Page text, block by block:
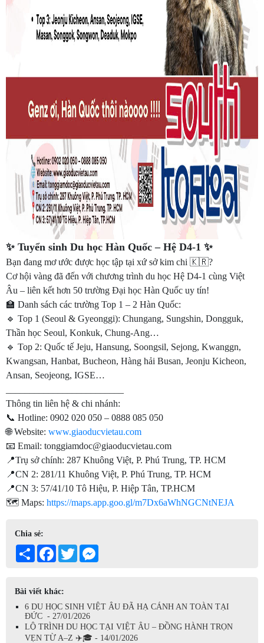
✨ Tuyển sinh Du học Hàn Quốc – Hệ D4-1 ✨
Bạn đang mơ ước được học tập tại xứ sở kim chi 🇰🇷?
Cơ hội vàng đã đến với chương trình du học Hệ D4-1 cùng Việt
Âu – liên kết hơn 50 trường Đại học Hàn Quốc uy tín!
🏫 Danh sách các trường Top 1 – 2 Hàn Quốc:
🔹 Top 1 (Seoul & Gyeonggi): Chungang, Sungshin, Dongguk,
Thần học Seoul, Konkuk, Chung-Ang…
🔹 Top 2: Quốc tế Jeju, Hansung, Soongsil, Sejong, Kwanggn,
Kwangsan, Hanbat, Bucheon, Hàng hải Busan, Jeonju Kicheon,
Ansan, Seojeong, IGSE…
Thông tin liên hệ & chi nhánh:
📞 Hotline: 0902 020 050 – 0888 085 050
🌐 Website: www.giaoducvietau.com
📧 Email: tonggiamdoc@giaoducvietau.com
📍Trụ sở chính: 287 Khuông Việt, P. Phú Trung, TP. HCM
📍CN 2: 281/11 Khuông Việt, P. Phú Trung, TP. HCM
📍CN 3: 57/41/10 Tô Hiệu, P. Hiệp Tân, TP.HCM
🗺️ Maps: https://maps.app.goo.gl/m7Dx6aWhNGCNtNEJA
Chia sẻ:
Share FacebookTwitter
Bài viết khác:
6 DU HỌC SINH VIỆT ÂU ĐÃ HẠ CÁNH AN TOÀN TẠI
ĐỨC - 27/01/2026
LỘ TRÌNH DU HỌC TẠI VIỆT ÂU – ĐỒNG HÀNH TRỌN
VẸN TỪ A–Z ✈️🎓 - 14/01/2026